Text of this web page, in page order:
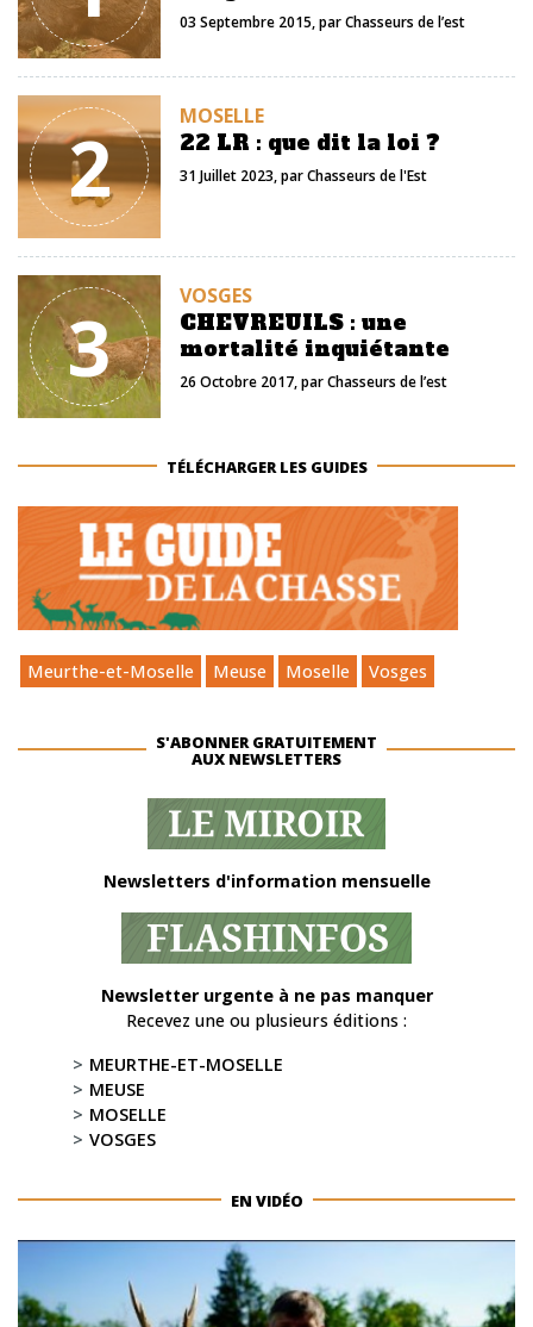
03 Septembre 2015, parChasseurs de l’est
2 MOSELLE
22 LR : que dit la loi ?
31 Juillet 2023, parChasseurs de l'Est
3 VOSGES
CHEVREUILS : une
mortalité inquiétante
26 Octobre 2017, parChasseurs de l’est
TÉLÉCHARGER LES GUIDES
Meurthe-et-Moselle Meuse Moselle Vosges
S'ABONNER GRATUITEMENT
AUX NEWSLETTERS
Newsletters d'information mensuelle
Newsletter urgente à ne pas manquer
Recevez une ou plusieurs éditions :
MEURTHE-ET-MOSELLE
MEUSE
MOSELLE
VOSGES
EN VIDÉO